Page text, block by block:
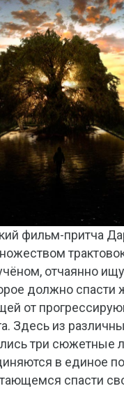
фильм-притча
отчаянно
должно спасти
от
Здесь из
три сюжетные
в единое
спасти